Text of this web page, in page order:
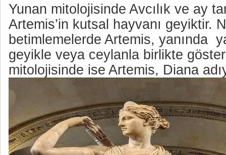
Yunan mitolojisinde Avcılık ve ay
Artemis’in kutsal hayvanı geyiktir.
betimlemelerde Artemis, yanında
geyikle veya ceylanla birlikte
mitolojisinde ise Artemis, Diana